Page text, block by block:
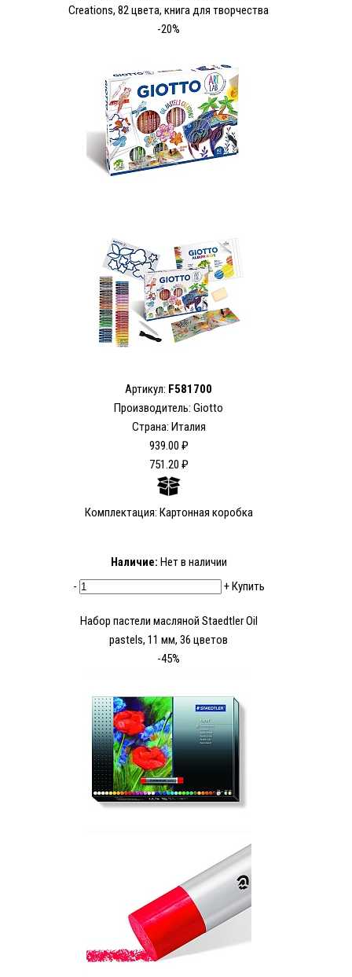
Creations, 82 цвета, книга для творчества
-20%
Артикул: F581700
Производитель: Giotto
Страна: Италия
939.00 ₽
751.20 ₽
Комплектация: Картонная коробка
Наличие: Нет в наличии
-
+Купить
Набор пастели масляной Staedtler Oil
pastels, 11 мм, 36 цветов
-45%